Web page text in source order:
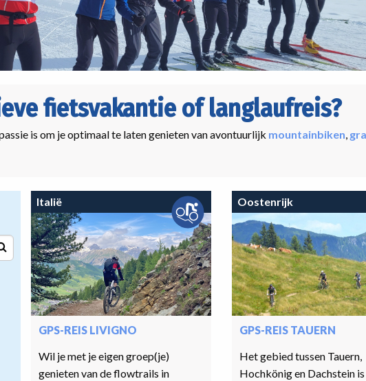
fietsvakantie of langlaufreis?
is om je optimaal te laten genieten van avontuurlijk mountainbiken,
Italië
GPS-REIS LIVIGNO
Wil je met je eigen groep(je)
genieten van de flowtrails in
Oostenrijk
GPS-REIS TAUERN
Het gebied tussen Tauern,
Hochkönig en Dachstein is